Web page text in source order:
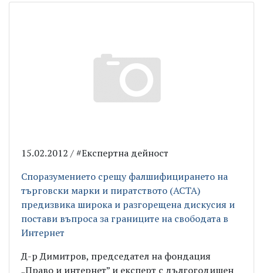
15.02.2012 / #Експертна дейност
Споразумението срещу фалшифицирането на
търговски марки и пиратството (ACTA)
предизвика широка и разгорещена дискусия и
постави въпроса за границите на свободата в
Интернет
Д-р Димитров, председател на фондация
„Право и интернет” и експерт с дългогодишен